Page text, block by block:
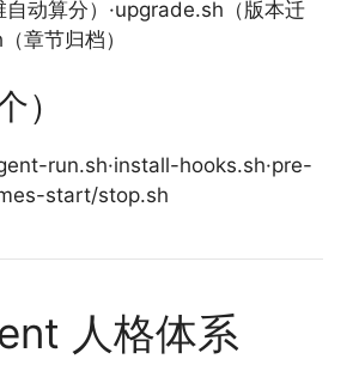
动算分）·upgrade.sh（版本迁
章节归档）
）
run.sh·install-hooks.sh·pre-
start/stop.sh
人格体系